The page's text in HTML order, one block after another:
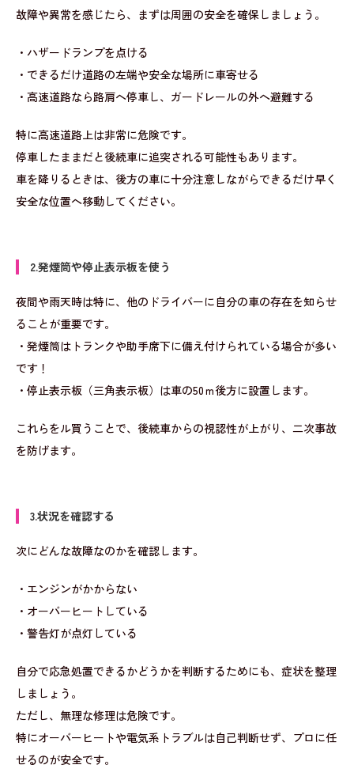
故障や異常を感じたら、まずは周囲の安全を確保しましょう。
・ハザードランプを点ける
・できるだけ道路の左端や安全な場所に車寄せる
・高速道路なら路肩へ停車し、ガードレールの外へ避難する
特に高速道路上は非常に危険です。
停車したままだと後続車に追突される可能性もあります。
車を降りるときは、後方の車に十分注意しながらできるだけ早く
安全な位置へ移動してください。
2.発煙筒や停止表示板を使う
夜間や雨天時は特に、他のドライバーに自分の車の存在を知らせ
ることが重要です。
・発煙筒はトランクや助手席下に備え付けられている場合が多い
です！
・停止表示板（三角表示板）は車の50ｍ後方に設置します。
これらをル買うことで、後続車からの視認性が上がり、二次事故
を防げます。
3.状況を確認する
次にどんな故障なのかを確認します。
・エンジンがかからない
・オーバーヒートしている
・警告灯が点灯している
自分で応急処置できるかどうかを判断するためにも、症状を整理
しましょう。
ただし、無理な修理は危険です。
特にオーバーヒートや電気系トラブルは自己判断せず、プロに任
せるのが安全です。